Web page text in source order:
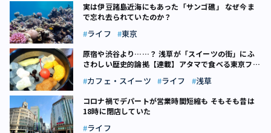
実は伊豆諸島近海にもあった「サンゴ礁」 なぜ今ま
で忘れ去られていたのか？
ライフ 東京
原宿や渋谷より……？ 浅草が「スイーツの街」にふ
さわしい歴史的論拠【連載】アタマで食べる東京フー
カフェ・スイーツ ライフ 浅草
コロナ禍でデパートが営業時間短縮も そもそも昔は
18時に閉店していた
ライフ